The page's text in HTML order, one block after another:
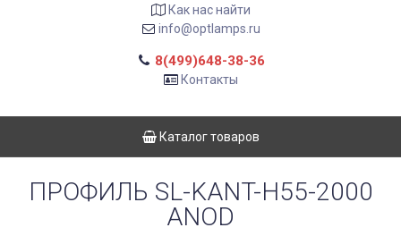
Как нас найти
info@optlamps.ru
8(499)648-38-36
Контакты
Каталог товаров
ПРОФИЛЬ SL-KANT-H55-2000
ANOD